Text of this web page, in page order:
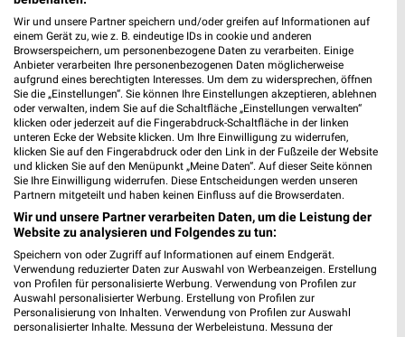
Wohnforum Wurster Filialen & Öffnungszeiten
für Kornwestheim
Wolf Baumaschinen Filialen & Öffnungszeiten für
Bad Mergentheim
Woolworth Prospekte & Aktionen für Bad
Mergentheim
Wir und unsere Partner speichern und/oder greifen auf Informationen auf
einem Gerät zu, wie z. B. eindeutige IDs in cookie und anderen
Browserspeichern, um personenbezogene Daten zu verarbeiten. Einige
Anbieter verarbeiten Ihre personenbezogenen Daten möglicherweise
aufgrund eines berechtigten Interesses. Um dem zu widersprechen, öffnen
Sie die „Einstellungen“. Sie können Ihre Einstellungen akzeptieren, ablehnen
oder verwalten, indem Sie auf die Schaltfläche „Einstellungen verwalten“
klicken oder jederzeit auf die Fingerabdruck-Schaltfläche in der linken
unteren Ecke der Website klicken. Um Ihre Einwilligung zu widerrufen,
klicken Sie auf den Fingerabdruck oder den Link in der Fußzeile der Website
und klicken Sie auf den Menüpunkt „Meine Daten“. Auf dieser Seite können
Sie Ihre Einwilligung widerrufen. Diese Entscheidungen werden unseren
Partnern mitgeteilt und haben keinen Einfluss auf die Browserdaten.
Wir und unsere Partner verarbeiten Daten, um die Leistung der
Website zu analysieren und Folgendes zu tun:
Speichern von oder Zugriff auf Informationen auf einem Endgerät.
Verwendung reduzierter Daten zur Auswahl von Werbeanzeigen. Erstellung
von Profilen für personalisierte Werbung. Verwendung von Profilen zur
Auswahl personalisierter Werbung. Erstellung von Profilen zur
Personalisierung von Inhalten. Verwendung von Profilen zur Auswahl
personalisierter Inhalte. Messung der Werbeleistung. Messung der